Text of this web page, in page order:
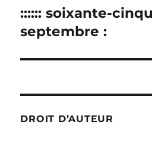
Publication
suivante :
:::::: soixante-
septembre :
DROIT D’AUTEUR